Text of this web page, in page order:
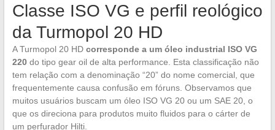
Classe ISO VG e perfil reológico
da Turmopol 20 HD
A Turmopol 20 HD corresponde a um óleo industrial ISO VG
220do tipo gear oil de alta performance. Esta classificação não
tem relação com a denominação “20” do nome comercial, que
frequentemente causa confusão em fóruns. Observamos que
muitos usuários buscam um óleo ISO VG 20 ou um SAE 20, o
que os direciona para produtos muito fluidos para o cárter de
um perfurador Hilti.